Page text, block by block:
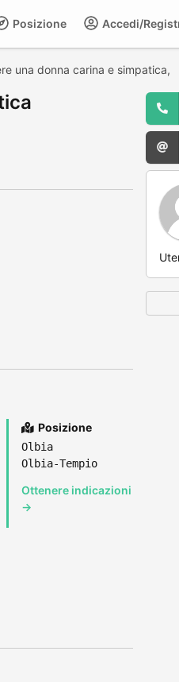
Accedi/
Posizione
una donna carina e simpatica,
Posizione
Olbia
Olbia-Tempio
Ottenere indicazioni
→